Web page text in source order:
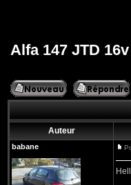
Alfa 147 JTD 16v
Auteur
babane